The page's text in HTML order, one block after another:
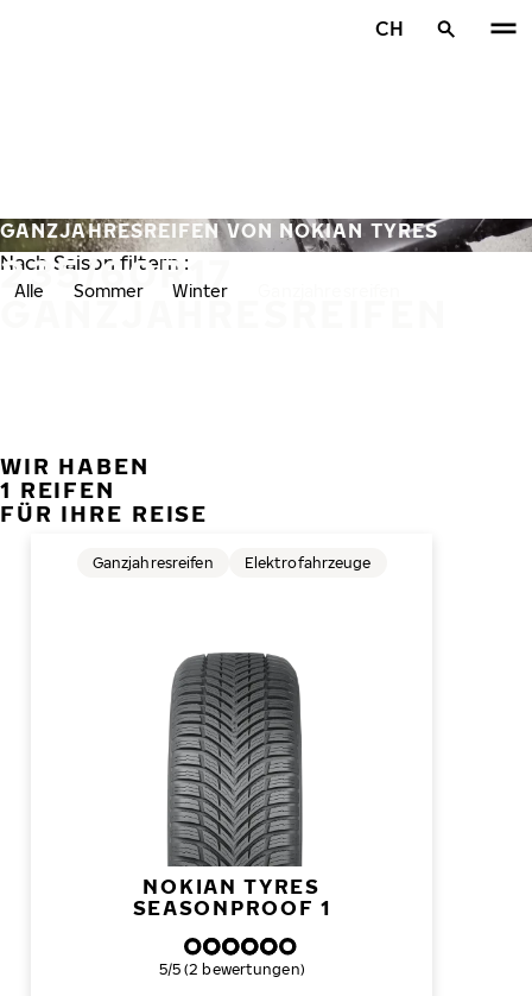
CH
235/60R17
GANZJAHRESREIFEN
GANZJAHRESREIFEN VON NOKIAN TYRES
Nach Saison filtern :
Alle Sommer Winter
WIR HABEN
1 REIFEN
FÜR IHRE REISE
NOKIAN TYRES
SEASONPROOF 1
Ganzjahresreifen Elektrofahrzeuge
Gesamtbewertung
5/5 (2 bewertungen)